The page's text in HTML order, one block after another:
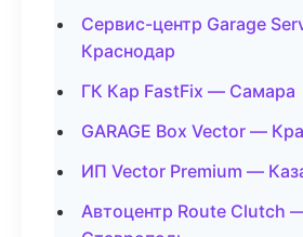
Сервис-центр Garage
Краснодар
ГК Кар FastFix — Самара
GARAGE Box Vector —
ИП Vector Premium —
Автоцентр Route Clutch